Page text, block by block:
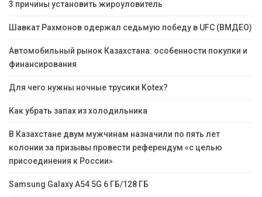
3 причины установить жироуловитель
Шавкат Рахмонов одержал седьмую победу в UFC (ВМДЕО)
Автомобильный рынок Казахстана: особенности покупки и
финансирования
Для чего нужны ночные трусики Kotex?
Как убрать запах из холодильника
В Казахстане двум мужчинам назначили по пять лет
колонии за призывы провести референдум «с целью
присоединения к России»
Samsung Galaxy A54 5G 6 ГБ/128 ГБ